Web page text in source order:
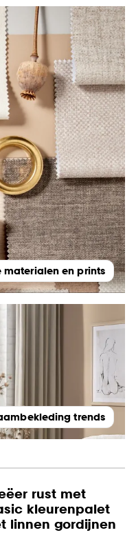
materialen en prints
trends
rust met
kleurenpalet
linnen gordijnen